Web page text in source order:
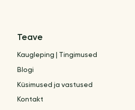
Teave
Kaugleping | Tingimused
Blogi
Küsimused ja vastused
Kontakt